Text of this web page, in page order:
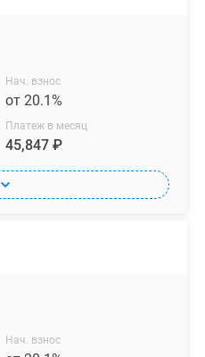
Нач. взнос
от 20.1%
Платеж в месяц
45,847 ₽
Нач. взнос